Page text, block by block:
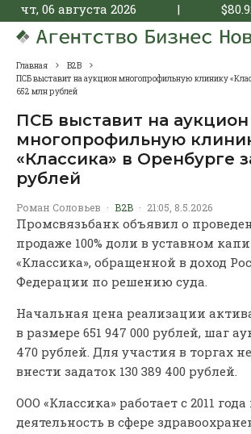
чт, 06 августа 2026 | $
Главная
B2B
ПСБ выставит на аукцион многопрофильную клинику
652 млн рублей
ПСБ выставит на аукцион
многопрофильную
«Классика» в Оренбурге
рублей
Роман Соловьев · B2B · 21:05, 8.5.2026
Промсвязьбанк объявил о
продаже 100% доли в уставном
«Классика», обращенной в доход
Федерации по решению суда.
Начальная цена реализации
в размере 651 947 000 рублей, шаг
470 рублей. Для участия в торгах
внести задаток 130 389 400 рублей.
ООО «Классика» работает с 2011 года
деятельность в сфере